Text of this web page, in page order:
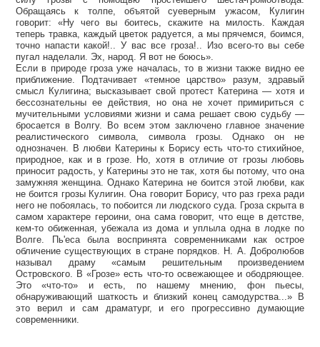
Обращаясь к толпе, объятой суеверным ужасом, Кулигин
говорит: «Ну чего вы боитесь, скажите на милость. Каждая
теперь травка, каждый цветок радуется, а мы прячемся, боимся,
точно напасти какой!.. У вас все гроза!.. Изо всего-то вы себе
пугал наделали. Эх, народ. Я вот не боюсь».
Если в природе гроза уже началась, то в жизни также видно ее
приближение. Подтачивает «темное царство» разум, здравый
смысл Кулигина; высказывает свой протест Катерина — хотя и
бессознательны ее действия, но она не хочет примириться с
мучительными условиями жизни и сама решает свою судьбу —
бросается в Волгу. Во всем этом заключено главное значение
реалистического символа, символа грозы. Однако он не
однозначен. В любви Катерины к Борису есть что-то стихийное,
природное, как и в грозе. Но, хотя в отличие от грозы любовь
приносит радость, у Катерины это не так, хотя бы потому, что она
замужняя женщина. Однако Катерина не боится этой любви, как
не боится грозы Кулигин. Она говорит Борису, что раз греха ради
него не побоялась, то побоится ли людского суда. Гроза скрыта в
самом характере героини, она сама говорит, что еще в детстве,
кем-то обиженная, убежала из дома и уплыла одна в лодке по
Волге. Пь'еса была воспринята современниками как острое
обличение существующих в стране порядков. Н. А. Добролюбов
называл драму «самым решительным произведением
Островского. В «Грозе» есть что-то освежающее и ободряющее.
Это «что-то» и есть, по нашему мнению, фон пьесы,
обнаруживающий шаткость и близкий конец самодурства...» В
это верил и сам драматург, и его прогрессивно думающие
современники.